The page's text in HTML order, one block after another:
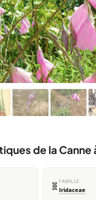
de la Canne
🧬 FAMILLE
Iridaceae